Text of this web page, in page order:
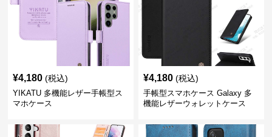
¥4,180 (税込)
YIKATU 多機能レザー手帳型ス
マホケース
¥4,180 (税込)
手帳型スマホケース Galaxy 多
機能レザーウォレットケース